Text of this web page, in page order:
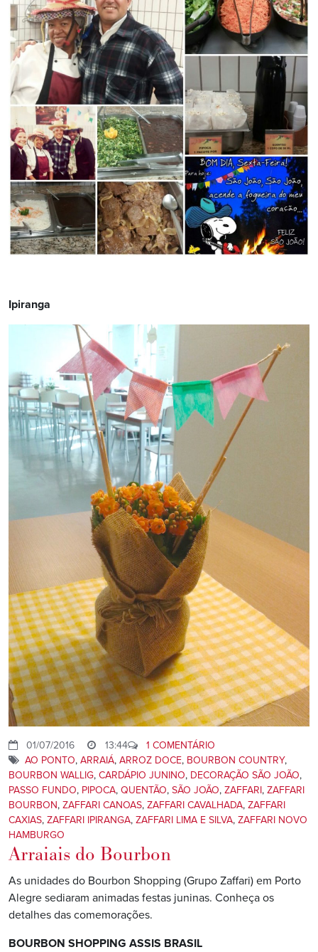
Ipiranga
01/07/2016 13:44
1 COMENTÁRIO
AO PONTO, ARRAIÁ, ARROZ DOCE, BOURBON COUNTRY,
BOURBON WALLIG, CARDÁPIO JUNINO, DECORAÇÃO SÃO JOÃO,
PASSO FUNDO, PIPOCA, QUENTÃO, SÃO JOÃO, ZAFFARI, ZAFFARI
BOURBON, ZAFFARI CANOAS, ZAFFARI CAVALHADA, ZAFFARI
CAXIAS, ZAFFARI IPIRANGA, ZAFFARI LIMA E SILVA, ZAFFARI NOVO
HAMBURGO
Arraiais do Bourbon
As unidades do Bourbon Shopping (Grupo Zaffari) em Porto
Alegre sediaram animadas festas juninas. Conheça os
detalhes das comemorações.
BOURBON SHOPPING ASSIS BRASIL